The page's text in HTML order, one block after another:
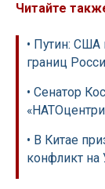
Читайте
• Путин: США
границ
• Сенатор
• В Китае
конфликт на